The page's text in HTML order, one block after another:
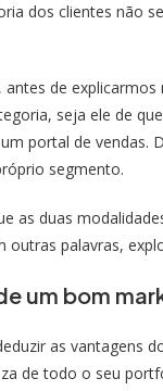
dos clientes não
de
seja ele de
portal de
segmento.
as duas
outras palavras,
um bom
as vantagens
de todo o seu